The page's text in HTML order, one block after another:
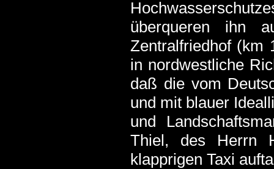
überqueren ihn
Zentralfriedhof (km
in nordwestliche
daß die vom
und mit blauer
und
Thiel, des Herrn
klapprigen Taxi